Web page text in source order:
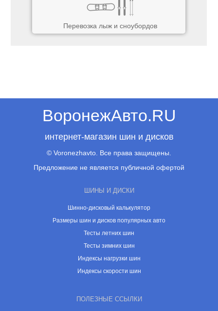
Перевозка лыж и сноубордов
ВоронежАвто.RU
интернет-магазин шин и дисков
© Voronezhavto. Все права защищены.
Предложение не является публичной офертой
ШИНЫ И ДИСКИ
Шинно-дисковый калькулятор
Размеры шин и дисков популярных авто
Тесты летних шин
Тесты зимних шин
Индексы нагрузки шин
Индексы скорости шин
ПОЛЕЗНЫЕ ССЫЛКИ